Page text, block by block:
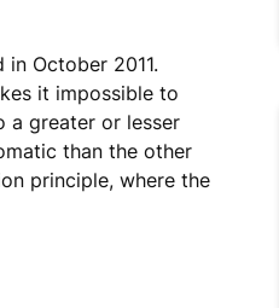
October 2011.
it impossible to
a greater or lesser
than the other
principle, where the